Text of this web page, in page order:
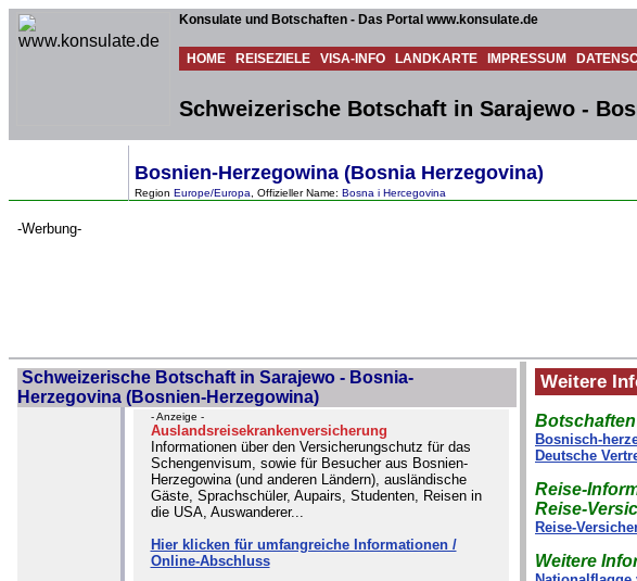
Konsulate und Botschaften - Das Portal www.konsulate.de
HOME REISEZIELE VISA-INFO LANDKARTE IMPRESSUM
Schweizerische Botschaft in Sarajewo -
Bosnien-Herzegowina (Bosnia Herzegovina)
Region Europe/Europa , Offizieller Name: Bosna i Hercegovina
-Werbung-
Schweizerische Botschaft in Sarajewo - Bosnia-
Herzegovina (Bosnien-Herzegowina)
- Anzeige -
Auslandsreisekrankenversicherung
Informationen über den Versicherungschutz für das
Schengenvisum, sowie für Besucher aus Bosnien-
Herzegowina (und anderen Ländern), ausländische
Gäste, Sprachschüler, Aupairs, Studenten, Reisen in
die USA, Auswanderer...
Hier klicken für umfangreiche Informationen /
Online-Abschluss
Weitere
Bosnisch-
Deutsche
Reise-
Reise-
Reise-
Weitere